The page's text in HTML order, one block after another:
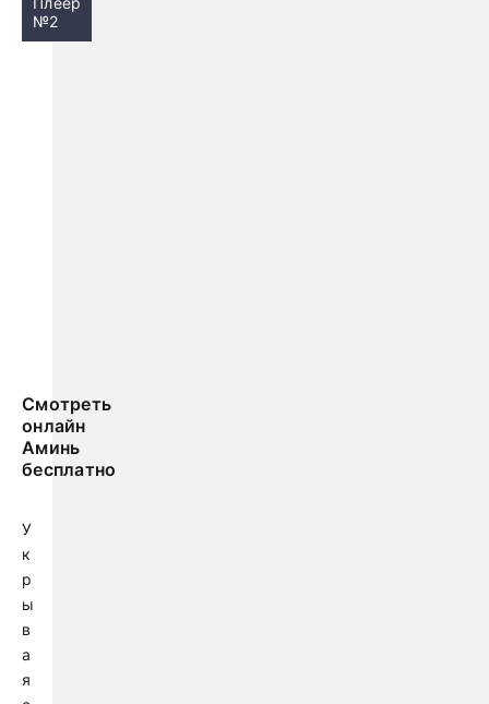
№2
Смотреть
онлайн
Аминь
бесплатно
У
к
р
ы
в
а
я